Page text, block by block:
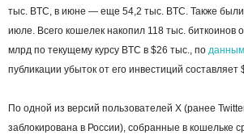
тыс. BTC, в июне — еще 54,2 тыс. BTC. Также
июле. Всего кошелек накопил 118 тыс. биткоинов
млрд по текущему курсу BTC в $26 тыс., по данным
публикации убыток от его инвестиций составляет
По одной из версий пользователей X (ранее
заблокирована в России), собранные в кошельке